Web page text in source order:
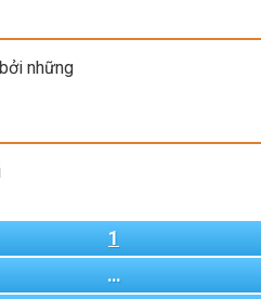
những
1
…